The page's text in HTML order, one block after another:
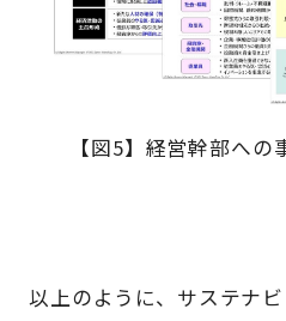
【図5】経営幹部への
以上のように、サステナ